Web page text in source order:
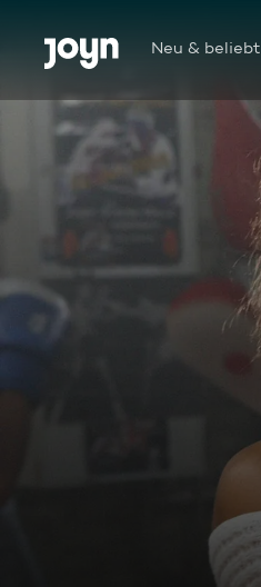
Zum Inhalt springen
Barrierefrei Neu & beliebt